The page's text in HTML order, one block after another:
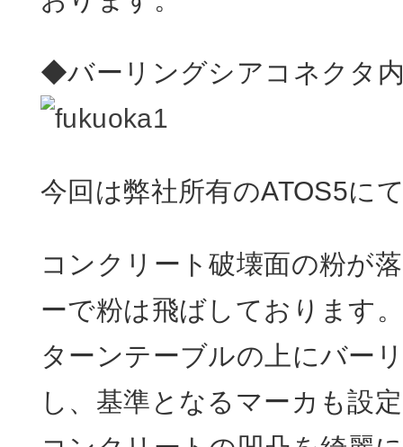
◆バーリングシアコネクタ
今回は弊社所有のATOS5に
コンクリート破壊面の粉が
ーで粉は飛ばしております
ターンテーブルの上にバー
し、基準となるマーカも設